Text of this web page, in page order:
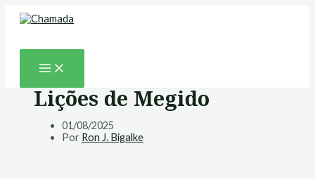
para
Lições de Megido
01/08/2025
Por Ron J. Bigalke